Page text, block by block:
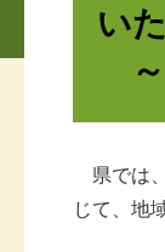
い
～
県では
じて、地